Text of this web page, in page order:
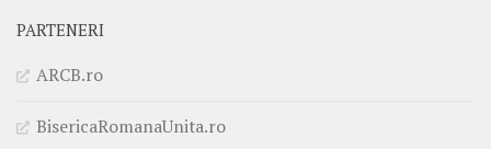
PARTENERI
ARCB.ro
BisericaRomanaUnita.ro